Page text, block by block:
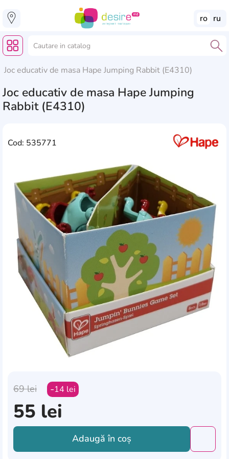
ro ru
Joc educativ de masa Hape Jumping Rabbit (E4310)
Joc educativ de masa Hape Jumping
Rabbit (E4310)
Cod: 535771
69lei 14 lei
55 lei
Adaugă în coș